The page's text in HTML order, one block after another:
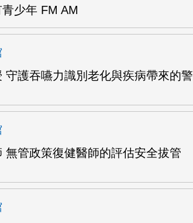
少年 FM AM
守護吞嚥力識別老化與疾病帶來的警
無管政策復健醫師的評估安全拔管